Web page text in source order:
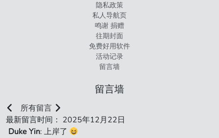
隐私政策
私人导航页
鸣谢 捐赠
往期封面
免费好用软件
活动记录
留言墙
留言墙
所有留言
最新留言时间： 2025年12月22日
Duke Yin: 上岸了